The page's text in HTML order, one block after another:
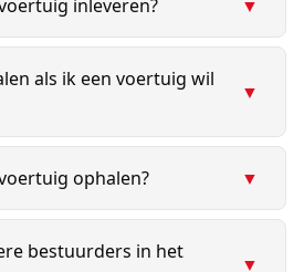
inleveren? ▼
als ik een voertuig wil
▼
ophalen? ▼
bestuurders in het
▼